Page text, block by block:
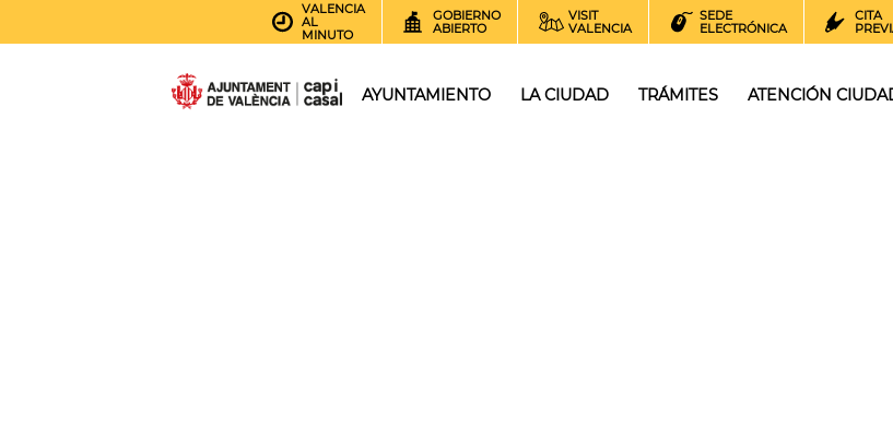
VALENCIA
AL
MINUTO
GOBIERNO
ABIERTO
VISIT
VALENCIA
SEDE
ELECTRÓNICA
CITA
AYUNTAMIENTO LA CIUDAD TRÁMITES ATENCIÓN